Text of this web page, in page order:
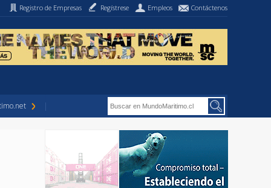
Registro de Empresas Regístrese Empleos Contáctenos